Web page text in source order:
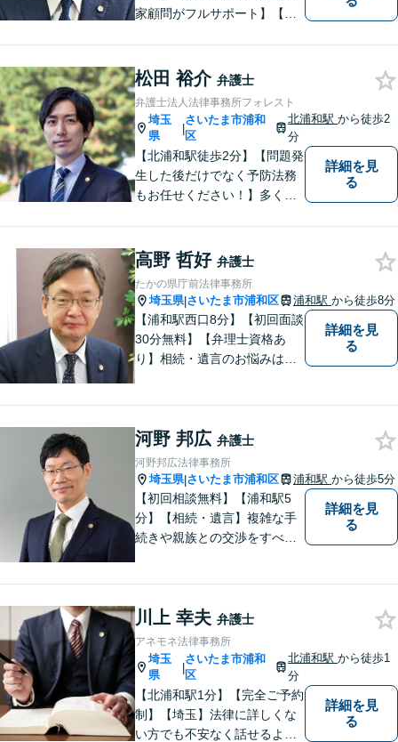
家顧問がフルサポート】【北
商取引問題などに対応しま
す。中小企業さま、個人事業
主さまからのご相談に注力
【初回面談無料】
松田 裕介 弁護士
弁護士法人法律事務所フォレスト
埼玉
県
|
さいたま市浦和
区
北浦和駅から徒歩2
分
【北浦和駅徒歩2分】【問題発
生した後だけでなく予防法務
もお任せください！】多くの
ような案件に対してもご依頼
者様に寄り添って真摯に対応
すること」がモットーです。
【完全個室】
詳細を見
る
高野 哲好 弁護士
たかの県庁前法律事務所
埼玉県|さいたま市浦和区 浦和駅 から徒歩8分
【浦和駅西口8分】【初回面談
30分無料】【弁理士資格あ
り】相続・遺言のお悩みはお
善の解決を全力で目指しま
す。【夜間・土日相談可】
詳細を見
る
河野 邦広 弁護士
河野邦広法律事務所
埼玉県|さいたま市浦和区 浦和駅 から徒歩5分
【初回相談無料】【浦和駅5
分】【相続・遺言】複雑な手
続きや親族との交渉をすべて
務】ビジネスの経験を活かし
現実的なサポートを提供【夜
間休日対応可】
詳細を見
る
川上 幸夫 弁護士
アネモネ法律事務所
埼玉
県
|
さいたま市浦和
区
北浦和駅から徒歩1
分
【北浦和駅1分】【完全ご予約
制】【埼玉】法律に詳しくな
い方でも不安なく話せるよ
詳細を見
る